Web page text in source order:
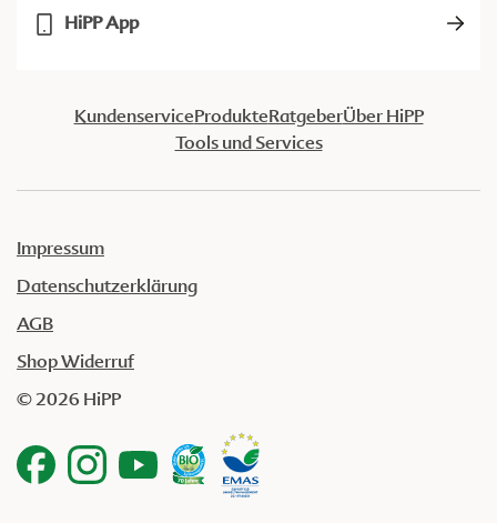
HiPP App
KundenserviceProdukteRatgeberÜber HiPP
Tools und Services
Impressum
Datenschutzerklärung
AGB
Shop Widerruf
© 2026 HiPP